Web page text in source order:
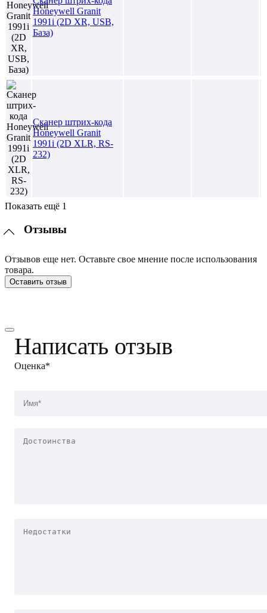
Honeywell Granit
1991i (2D XR, USB,
База)
Сканер штрих-кода
Honeywell Granit
1991i (2D XLR, RS-
232)
Показать ещё 1
Отзывы
Отзывов еще нет. Оставьте свое мнение после использования
товара.
Оставить отзыв
Написать отзыв
Оценка*